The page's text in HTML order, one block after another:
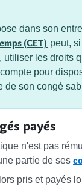
dans son
(CET) peut,
les droits
pour
de son congé
payés
n'est pas
partie de ses
pris et payés